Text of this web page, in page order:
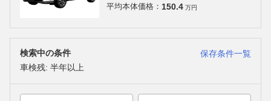
平均本体価格： 150.4 万円
検索中の条件
保存条件一覧
車検残: 半年以上